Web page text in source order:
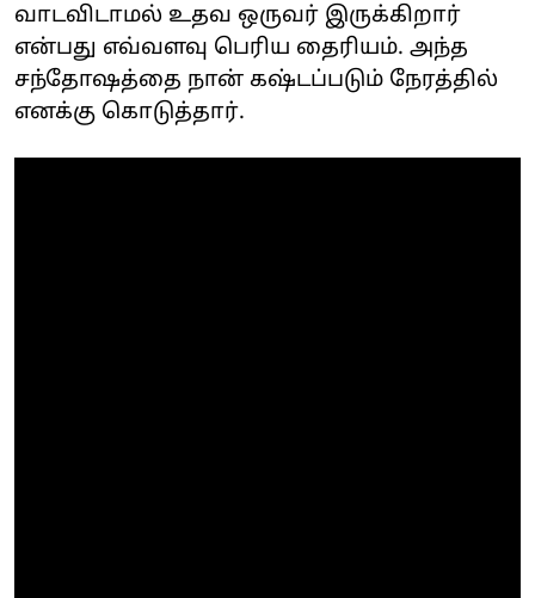
வாடவிடாமல் உதவ ஒருவர் இருக்கிறார்
என்பது எவ்வளவு பெரிய தைரியம். அந்த
சந்தோஷத்தை நான் கஷ்டப்படும் நேரத்தில்
எனக்கு கொடுத்தார்.